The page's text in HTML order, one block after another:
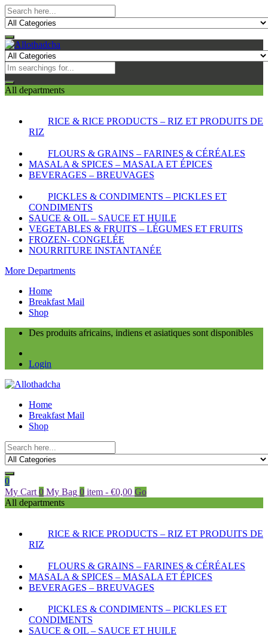
All departments
RICE & RICE PRODUCTS – RIZ ET PRODUITS DE
RIZ
FLOURS & GRAINS – FARINES & CÉRÉALES
MASALA & SPICES – MASALA ET ÉPICES
BEVERAGES – BREUVAGES
PICKLES & CONDIMENTS – PICKLES ET
CONDIMENTS
SAUCE & OIL – SAUCE ET HUILE
VEGETABLES & FRUITS – LÉGUMES ET FRUITS
FROZEN- CONGELÉE
NOURRITURE INSTANTANÉE
More Departments
Home
Breakfast Mail
Shop
Des produits africains, indiens et asiatiques sont disponibles
Login
Home
Breakfast Mail
Shop
0
My Cart 0 My Bag 0 item - €0,00 Go
All departments
RICE & RICE PRODUCTS – RIZ ET PRODUITS DE
RIZ
FLOURS & GRAINS – FARINES & CÉRÉALES
MASALA & SPICES – MASALA ET ÉPICES
BEVERAGES – BREUVAGES
PICKLES & CONDIMENTS – PICKLES ET
CONDIMENTS
SAUCE & OIL – SAUCE ET HUILE